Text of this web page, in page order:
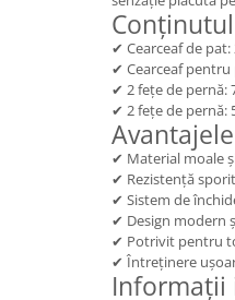
✔ Cearceaf de pat:
✔ Cearceaf pentru
✔ 2 fețe de pernă:
✔ 2 fețe de pernă:
✔ Material moale
✔ Rezistență
✔ Sistem de
✔ Design modern
✔ Potrivit pentru
✔ Întreținere
Informații